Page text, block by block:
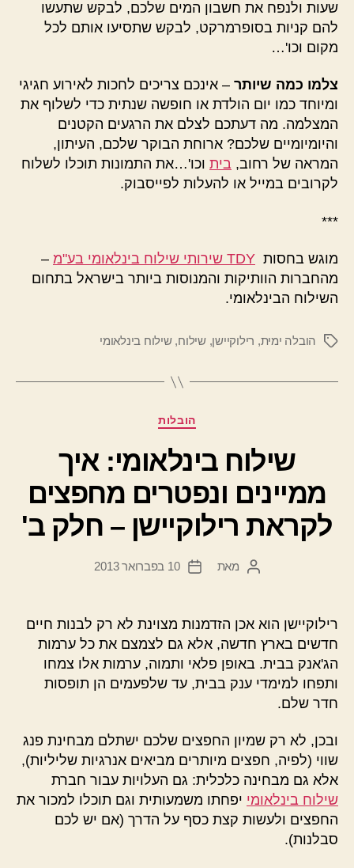
שעות ולנפח את חשבון המים שלכם, לבקש שתעשו
להם קניות בסופרמרקט, לבקש שתסיעו אותם לכל
מקום וכו'…
צלמו כמה שיותר – אינכם צריכים לחכות לאירוע חגיגי
ומיוחד כמו יום הולדת או חופשה שנתית כדי לשלוף את
המצלמה. מה דעתכם לצלם את הרגעים הקטנים
והיומיומיים שלכם? ארוחת הבוקר שלכם, העיתון,
המראה של רחוב, בית וכו'…את התמונות תוכלו לשלוח
לקרובים במייל או להעלות לפייסבוק.
***
מוגש בחסות TDY שירותי שילוח בינלאומי בע"מ
–
מהחברות הוותיקות והמנוסות ביותר בישראל בתחום
השילוח הבינלאומי.
תגיותהובלה ימית, רילוקיישן,שילוח,שילוח בינלאומי
קטגוריותהובלות
שילוח בינלאומי: איך
ממיינים ונפטרים מחפצים
לקראת רילוקיישן – חלק ב'
המחבר
מאת
תאריך
10 בפברואר 2013
רילוקיישן הוא אכן הזדמנות מצוינת לא רק לבנות חיים
חדשים בארץ חדשה, אלא גם לצמצם את כל ערמות
הג'אנק בבית. באופן פלאי ותמוה, ערמות אלו צמחו
ותפחו למימדי ענק בבית, עד שלפעמים הן תופסות
חדר שלם.
ובכן, לא רק שמיון החפצים שלכם ישתלם מבחינת פנג
שווי (לפיה, חפצים מיותרים מביאים אנרגיות שליליות),
אלא גם מבחינה כלכלית: גם העלויות עבור חברת
שילוח בינלאומי יפחתו משמעותית וגם תוכלו למכור את
החפצים ולעשות קצת כסף על הדרך (אם יש לכם
סבלנות).